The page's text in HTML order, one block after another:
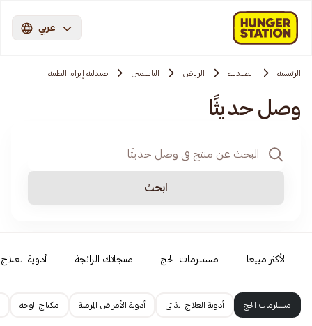
عربي
الرئيسية الصيدلية الرياض الياسمين صيدلية إيرام الطبية
وصل حديثًا
ابحث
الأكثر مبيعا مستلزمات الحج منتجاتك الرائجة أدوية العلاج
مستلزمات الحج أدوية العلاج الذاتي أدوية الأمراض المزمنة مكياج الوجه